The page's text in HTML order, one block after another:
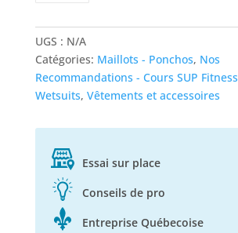
Rip
Curl
(3
couleurs)
UGS : N/A
Catégories: Maillots - Ponchos, Nos
Recommandations - Cours SUP Fitness
Wetsuits, Vêtements et accessoires
Essai sur place
Conseils de pro
Entreprise Québecoise